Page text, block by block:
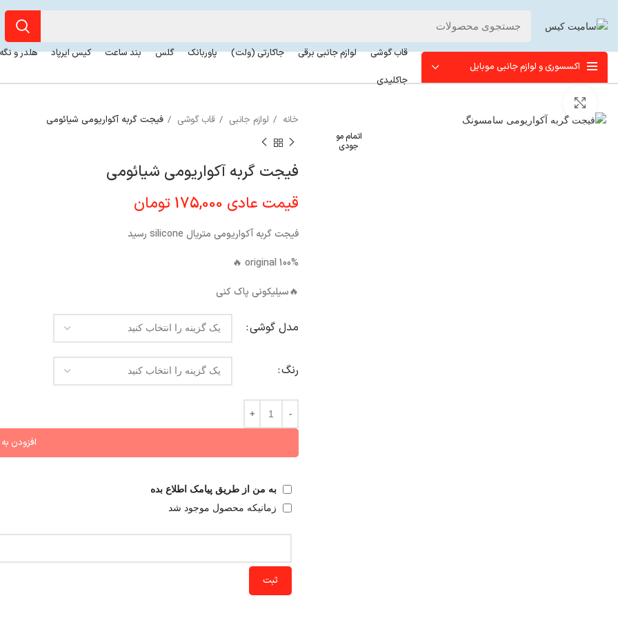
اکسسوری و لوازم جانبی موبایل
قاب گوشی لوازم جانبی برقی جاکارتی (ولت) پاوربانک گلس بند ساعت کیس ایرپاد
هلدر و
جاکلیدی
اتمام مو
جودی
خانه
لوازم جانبی قاب گوشی فیجت گربه آکواریومی شیائومی
فیجت گربه آکواریومی شیائومی
قیمت عادی 175,000 تومان
فیجت گربه آکواریومی متریال silicone رسید
100% original 🔥
🔥سیلیکونی پاک کنی
مدل گوشي
رنگ
افزودن
به من از طریق پیامک اطلاع بده
زمانیکه محصول موجود شد
ثبت